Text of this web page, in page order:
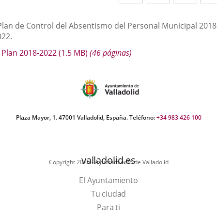
a
una
a
una
a
una
de Control del Absentismo del Personal Municipal
Plan 2018-2022(1.5 MB) (46 páginas)
Plaza Mayor, 1. 47001 Valladolid, España. Teléfono:+34 983 426 100
Copyright 2025 - Ayuntamiento de Valladolid
valladolid.es
El Ayuntamiento
Tu ciudad
Para ti